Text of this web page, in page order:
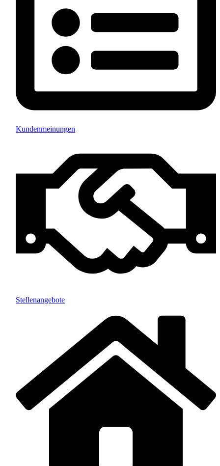
Kundenmeinungen
Stellenangebote